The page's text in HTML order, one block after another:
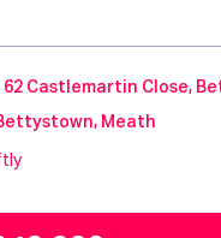
Meath